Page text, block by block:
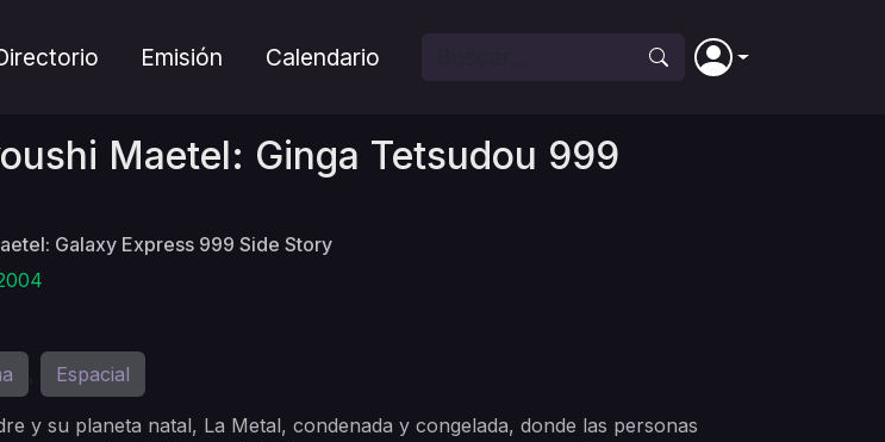
Emisión Calendario
Maetel: Ginga Tetsudou 999
Galaxy Express 999 Side Story
Espacial
y su planeta natal, La Metal, condenada y congelada, donde las personas